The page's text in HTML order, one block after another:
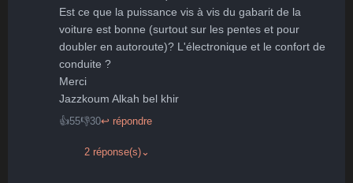
Est ce que la puissance vis à vis du gabarit de la
voiture est bonne (surtout sur les pentes et pour
doubler en autoroute)? L'électronique et le confort de
conduite ?
Merci
Jazzkoum Alkah bel khir
👍55👎30↩ répondre
2 réponse(s) ⌄